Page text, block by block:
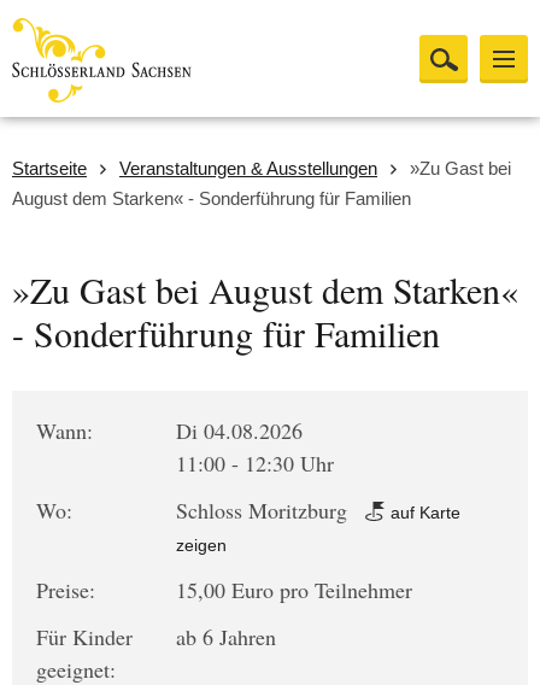
Startseite Veranstaltungen & Ausstellungen
»Zu Gast bei
August dem Starken« - Sonderführung für Familien
»Zu Gast bei August dem Starken«
- Sonderführung für Familien
Wann:
Di 04.08.2026
11:00 - 12:30 Uhr
Wo:
Schloss Moritzburg
auf Karte
zeigen
Preise:
15,00 Euro pro Teilnehmer
Für Kinder
geeignet:
ab 6 Jahren